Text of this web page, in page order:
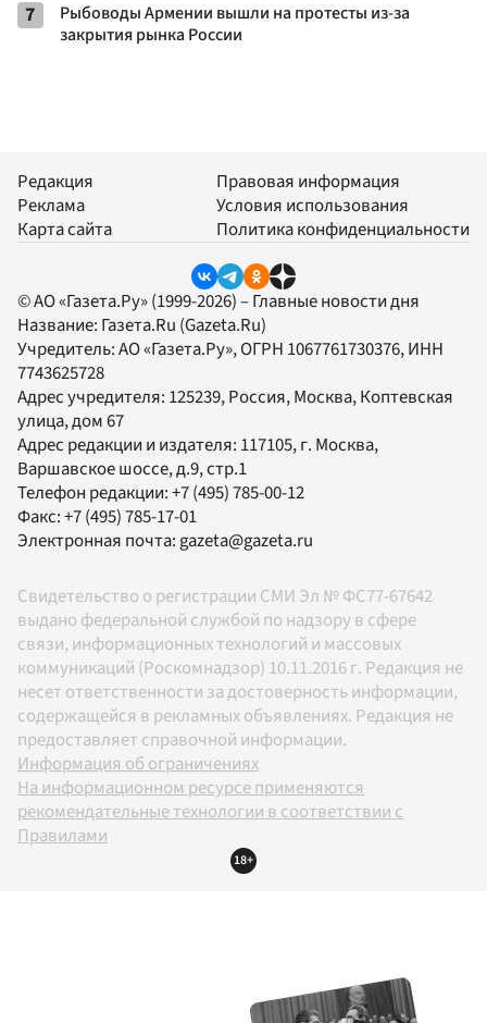
7
Рыбоводы Армении вышли на протесты из-за
закрытия рынка России
Редакция
Реклама
Карта сайта
Правовая информация
Условия использования
Политика конфиденциальности
© АО «Газета.Ру» (1999-2026) – Главные новости дня
Название: Газета.Ru (Gazeta.Ru)
Учредитель:АО «Газета.Ру», ОГРН 1067761730376, ИНН
7743625728
Адрес учредителя: 125239, Россия, Москва, Коптевская
улица, дом 67
Адрес редакции и издателя: 117105, г. Москва,
Варшавское шоссе, д.9, стр.1
Телефон редакции:+7 (495) 785-00-12
Факс:+7 (495) 785-17-01
Электронная почта:gazeta@gazeta.ru
Свидетельство о регистрации СМИ Эл № ФС77-67642
выдано федеральной службой по надзору в сфере
связи, информационных технологий и массовых
коммуникаций (Роскомнадзор) 10.11.2016 г. Редакция не
несет ответственности за достоверность информации,
содержащейся в рекламных объявлениях. Редакция не
предоставляет справочной информации.
Информация об ограничениях
На информационном ресурсе применяются
рекомендательные технологии в соответствии с
Правилами
18+